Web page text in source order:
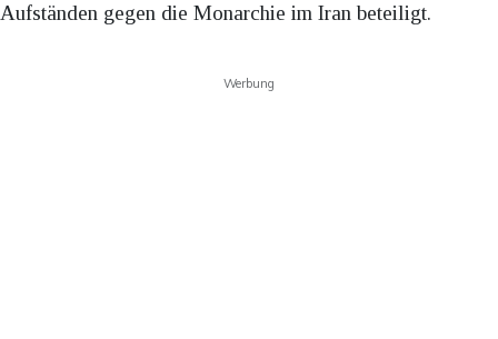
Aufständen gegen die Monarchie im Iran beteiligt.
Werbung